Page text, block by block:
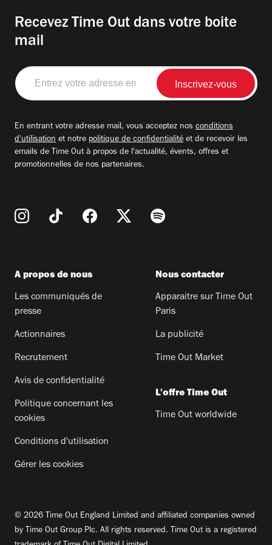
Recevez Time Out dans votre boite
mail
Entrez
votre
adresse
En entrant votre adresse mail, vous acceptez nos conditions
d'utilisation et notre politique de confidentialité et de recevoir les
emails de Time Out à propos de l'actualité, évents, offres et
promotionnelles de nos partenaires.
A propos de nous
Les communiqués de
presse
Actionnaires
Recrutement
Avis de confidentialité
Politique concernant les
cookies
Conditions d'utilisation
Gérer les cookies
Nous contacter
Apparaitre sur Time Out
Paris
La publicité
Time Out Market
L'offre Time Out
Time Out worldwide
© 2026 Time Out England Limited and affiliated companies owned
by Time Out Group Plc. All rights reserved. Time Out is a registered